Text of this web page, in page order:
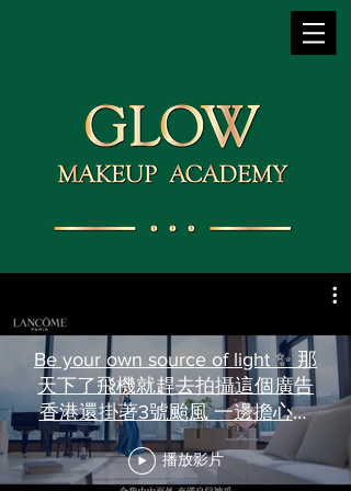
Be your own source of light ✨ 那
天下了飛機就趕去拍攝這個廣告
香港還掛著3號颱風 一邊擔心著
天氣問題 一邊還擔心自己皮膚的
狀態 lancome貼心的安排了按摩
播放影片